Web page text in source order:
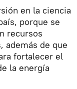
en la ciencia
porque se
recursos
además de que
fortalecer el
la energía